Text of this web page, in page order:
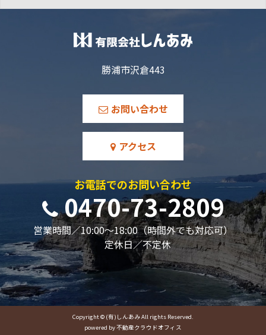
勝浦市沢倉443
お問い合わせ
アクセス
お電話でのお問い合わせ
0470-73-2809
営業時間／10:00～18:00（時間外でも対応可）
定休日／不定休
Copyright © (有)しんあみ All rights Reserved.
powered by 不動産クラウドオフィス